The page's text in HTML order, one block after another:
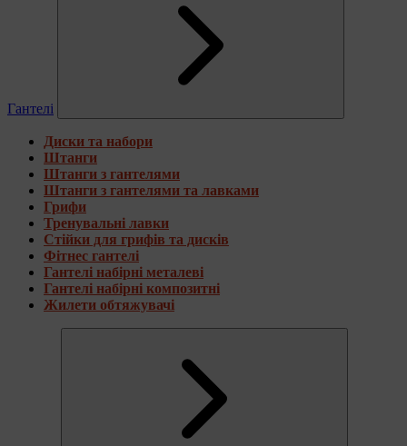
Гантелі
Диски та набори
Штанги
Штанги з гантелями
Штанги з гантелями та лавками
Грифи
Тренувальні лавки
Стійки для грифів та дисків
Фітнес гантелі
Гантелі набірні металеві
Гантелі набірні композитні
Жилети обтяжувачі